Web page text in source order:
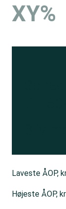
XY%
Laveste ÅOP,
Højeste ÅOP,